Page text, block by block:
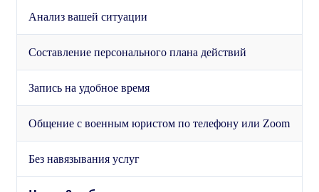
Анализ вашей ситуации
Составление персонального плана действий
Запись на удобное время
Общение с военным юристом по телефону или Zoom
Без навязывания услуг